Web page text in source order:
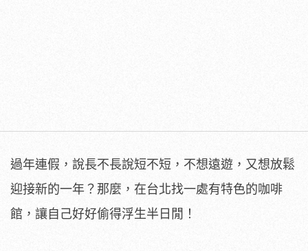
過年連假，說長不長說短不短，不想遠遊，又想放鬆
迎接新的一年？那麼，在台北找一處有特色的咖啡
館，讓自己好好偷得浮生半日閒！